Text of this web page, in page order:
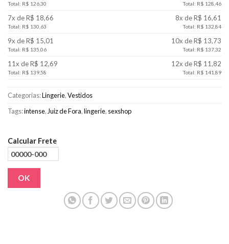
Total: R$ 126,30 Total: R$ 128,46
7x de R$ 18,66
Total: R$ 130,63
8x de R$ 16,61
Total: R$ 132,84
9x de R$ 15,01
Total: R$ 135,06
10x de R$ 13,73
Total: R$ 137,32
11x de R$ 12,69
Total: R$ 139,58
12x de R$ 11,82
Total: R$ 141,89
Categorias:Lingerie,Vestidos
Tags:intense, Juiz de Fora,lingerie, sexshop
Calcular Frete
OK